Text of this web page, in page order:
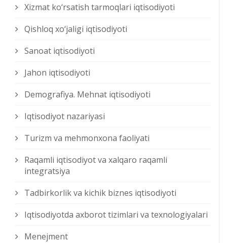
Xizmat kо‘rsatish tarmoqlari iqtisodiyoti
Qishloq xо‘jaligi iqtisodiyoti
Sanoat iqtisodiyoti
Jahon iqtisodiyoti
Demografiya. Mehnat iqtisodiyoti
Iqtisodiyot nazariyasi
Turizm va mehmonxona faoliyati
Raqamli iqtisodiyot va xalqaro raqamli
integratsiya
Tadbirkorlik va kichik biznes iqtisodiyoti
Iqtisodiyotda axborot tizimlari va texnologiyalari
Menejment